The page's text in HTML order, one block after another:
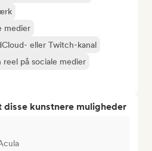
medier
eller Twitch-kanal
på sociale medier
kunstnere muligheder